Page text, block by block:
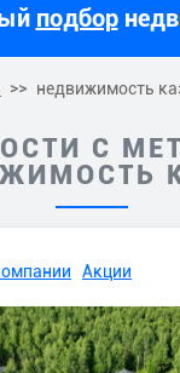
подбор
недвижимость
С
Акции